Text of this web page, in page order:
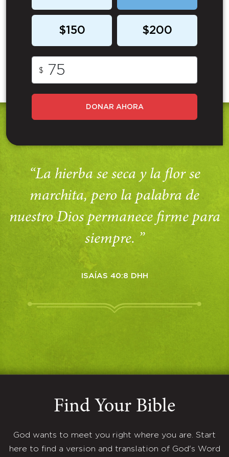
$150 $200
$
DONAR AHORA
“La hierba se seca y la flor se
marchita, pero la palabra de
nuestro Dios permanece firme para
siempre. ”
ISAÍAS 40:8 DHH
Find Your Bible
God wants to meet you right where you are. Start
here to find a version and translation of God's Word